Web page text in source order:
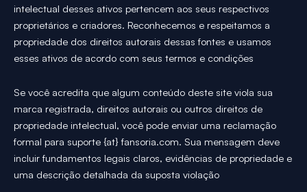
intelectual desses ativos pertencem aos seus respectivos
proprietários e criadores. Reconhecemos e respeitamos a
propriedade dos direitos autorais dessas fontes e usamos
esses ativos de acordo com seus termos e condições
Se você acredita que algum conteúdo deste site viola sua
marca registrada, direitos autorais ou outros direitos de
propriedade intelectual, você pode enviar uma reclamação
formal para suporte {at} fansoria.com. Sua mensagem deve
incluir fundamentos legais claros, evidências de propriedade e
uma descrição detalhada da suposta violação